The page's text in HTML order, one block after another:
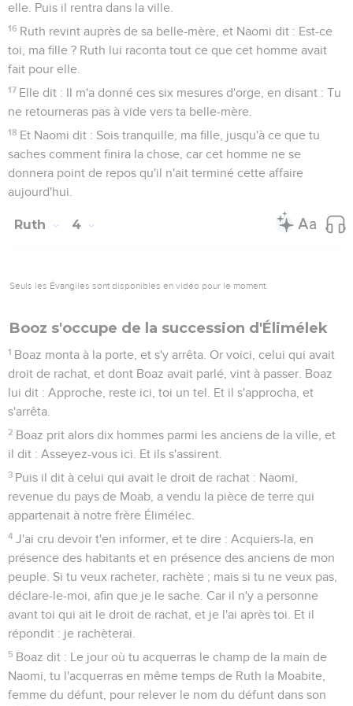
elle. Puis il rentra dans la ville.
16 Ruth revint auprès de sa belle-mère, et Naomi dit : Est-ce
toi, ma fille ? Ruth lui raconta tout ce que cet homme avait
fait pour elle.
17 Elle dit : Il m'a donné ces six mesures d'orge, en disant : Tu
ne retourneras pas à vide vers ta belle-mère.
18 Et Naomi dit : Sois tranquille, ma fille, jusqu'à ce que tu
saches comment finira la chose, car cet homme ne se
donnera point de repos qu'il n'ait terminé cette affaire
aujourd'hui.
Ruth 4
Seuls les Évangiles sont disponibles en vidéo pour le moment.
Booz s'occupe de la succession d'Élimélek
1 Boaz monta à la porte, et s'y arrêta. Or voici, celui qui avait
droit de rachat, et dont Boaz avait parlé, vint à passer. Boaz
lui dit : Approche, reste ici, toi un tel. Et il s'approcha, et
s'arrêta.
2 Boaz prit alors dix hommes parmi les anciens de la ville, et
il dit : Asseyez-vous ici. Et ils s'assirent.
3 Puis il dit à celui qui avait le droit de rachat : Naomi,
revenue du pays de Moab, a vendu la pièce de terre qui
appartenait à notre frère Élimélec.
4 J'ai cru devoir t'en informer, et te dire : Acquiers-la, en
présence des habitants et en présence des anciens de mon
peuple. Si tu veux racheter, rachète ; mais si tu ne veux pas,
déclare-le-moi, afin que je le sache. Car il n'y a personne
avant toi qui ait le droit de rachat, et je l'ai après toi. Et il
répondit : je rachèterai.
5 Boaz dit : Le jour où tu acquerras le champ de la main de
Naomi, tu l'acquerras en même temps de Ruth la Moabite,
femme du défunt, pour relever le nom du défunt dans son